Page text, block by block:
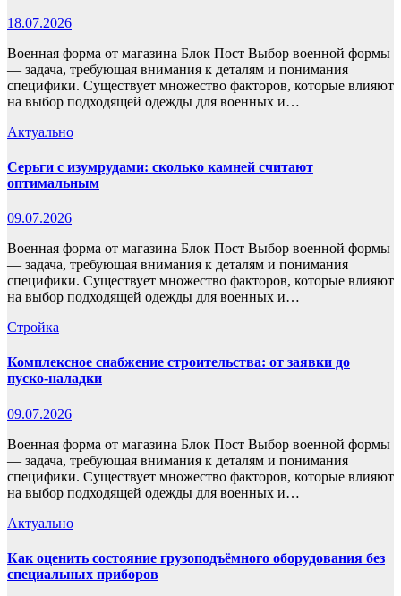
18.07.2026
Военная форма от магазина Блок Пост Выбор военной формы
— задача, требующая внимания к деталям и понимания
специфики. Существует множество факторов, которые влияют
на выбор подходящей одежды для военных и…
Актуально
Серьги с изумрудами: сколько камней считают
оптимальным
09.07.2026
Военная форма от магазина Блок Пост Выбор военной формы
— задача, требующая внимания к деталям и понимания
специфики. Существует множество факторов, которые влияют
на выбор подходящей одежды для военных и…
Стройка
Комплексное снабжение строительства: от заявки до
пуско-наладки
09.07.2026
Военная форма от магазина Блок Пост Выбор военной формы
— задача, требующая внимания к деталям и понимания
специфики. Существует множество факторов, которые влияют
на выбор подходящей одежды для военных и…
Актуально
Как оценить состояние грузоподъёмного оборудования без
специальных приборов